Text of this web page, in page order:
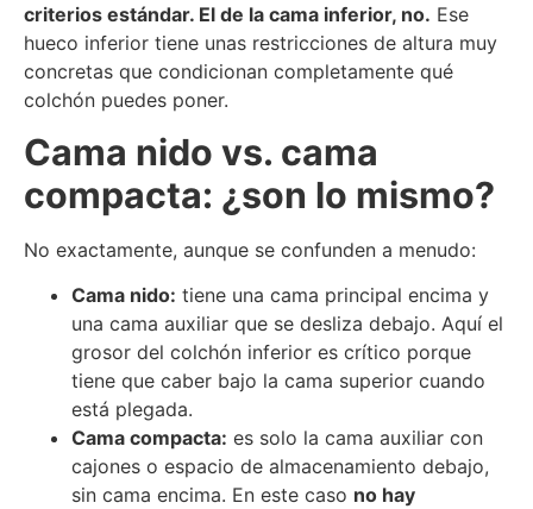
criterios estándar. El de la cama inferior, no. Ese
hueco inferior tiene unas restricciones de altura muy
concretas que condicionan completamente qué
colchón puedes poner.
Cama nido vs. cama
compacta: ¿son lo mismo?
No exactamente, aunque se confunden a menudo:
Cama nido: tiene una cama principal encima y
una cama auxiliar que se desliza debajo. Aquí el
grosor del colchón inferior es crítico porque
tiene que caber bajo la cama superior cuando
está plegada.
Cama compacta: es solo la cama auxiliar con
cajones o espacio de almacenamiento debajo,
sin cama encima. En este caso no hay